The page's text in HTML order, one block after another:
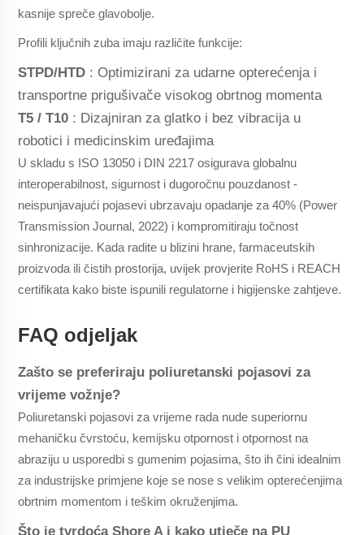
kasnije spreče glavobolje.
Profili ključnih zuba imaju različite funkcije:
STPD/HTD : Optimizirani za udarne opterećenja i
transportne prigušivače visokog obrtnog momenta
T5 / T10 : Dizajniran za glatko i bez vibracija u
robotici i medicinskim uređajima
U skladu s ISO 13050 i DIN 2217 osigurava globalnu
interoperabilnost, sigurnost i dugoročnu pouzdanost -
neispunjavajući pojasevi ubrzavaju opadanje za 40% (Power
Transmission Journal, 2022) i kompromitiraju točnost
sinhronizacije. Kada radite u blizini hrane, farmaceutskih
proizvoda ili čistih prostorija, uvijek provjerite RoHS i REACH
certifikata kako biste ispunili regulatorne i higijenske zahtjeve.
FAQ odjeljak
Zašto se preferiraju poliuretanski pojasovi za
vrijeme vožnje?
Poliuretanski pojasovi za vrijeme rada nude superiornu
mehaničku čvrstoću, kemijsku otpornost i otpornost na
abraziju u usporedbi s gumenim pojasima, što ih čini idealnim
za industrijske primjene koje se nose s velikim opterećenjima
obrtnim momentom i teškim okruženjima.
Što je tvrdoća Shore A i kako utječe na PU